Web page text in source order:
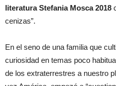
literatura Stefania Mosca 2018
cenizas”.
En el seno de una familia que
curiosidad en temas poco
de los extraterrestres a nuestro